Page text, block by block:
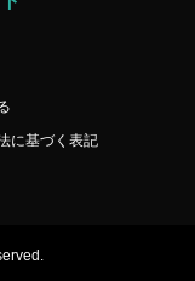
に基づく表記